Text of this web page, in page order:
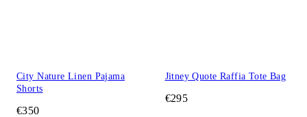
City Nature Linen Pajama
Shorts
€350
Jitney Quote Raffia Tote Bag
€295